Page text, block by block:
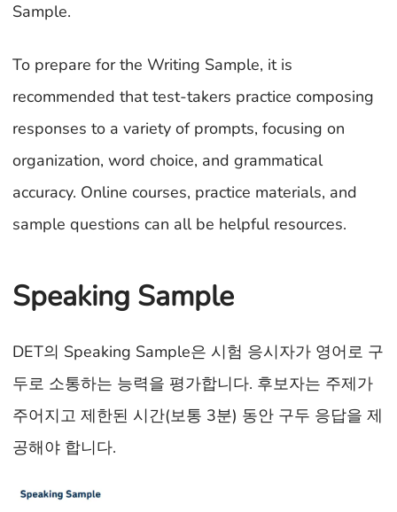
Sample.
To prepare for the Writing Sample, it is
recommended that test-takers practice composing
responses to a variety of prompts, focusing on
organization, word choice, and grammatical
accuracy. Online courses, practice materials, and
sample questions can all be helpful resources.
Speaking Sample
DET의 Speaking Sample은 시험 응시자가 영어로 구
두로 소통하는 능력을 평가합니다. 후보자는 주제가
주어지고 제한된 시간(보통 3분) 동안 구두 응답을 제
공해야 합니다.